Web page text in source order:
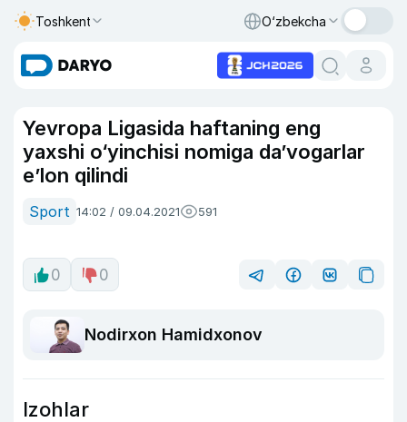
Toshkent O‘zbekcha
Yevropa Ligasida haftaning eng
yaxshi o‘yinchisi nomiga da’vogarlar
e’lon qilindi
Sport 14:02 / 09.04.2021 591
0 0
Nodirxon Hamidxonov
Izohlar